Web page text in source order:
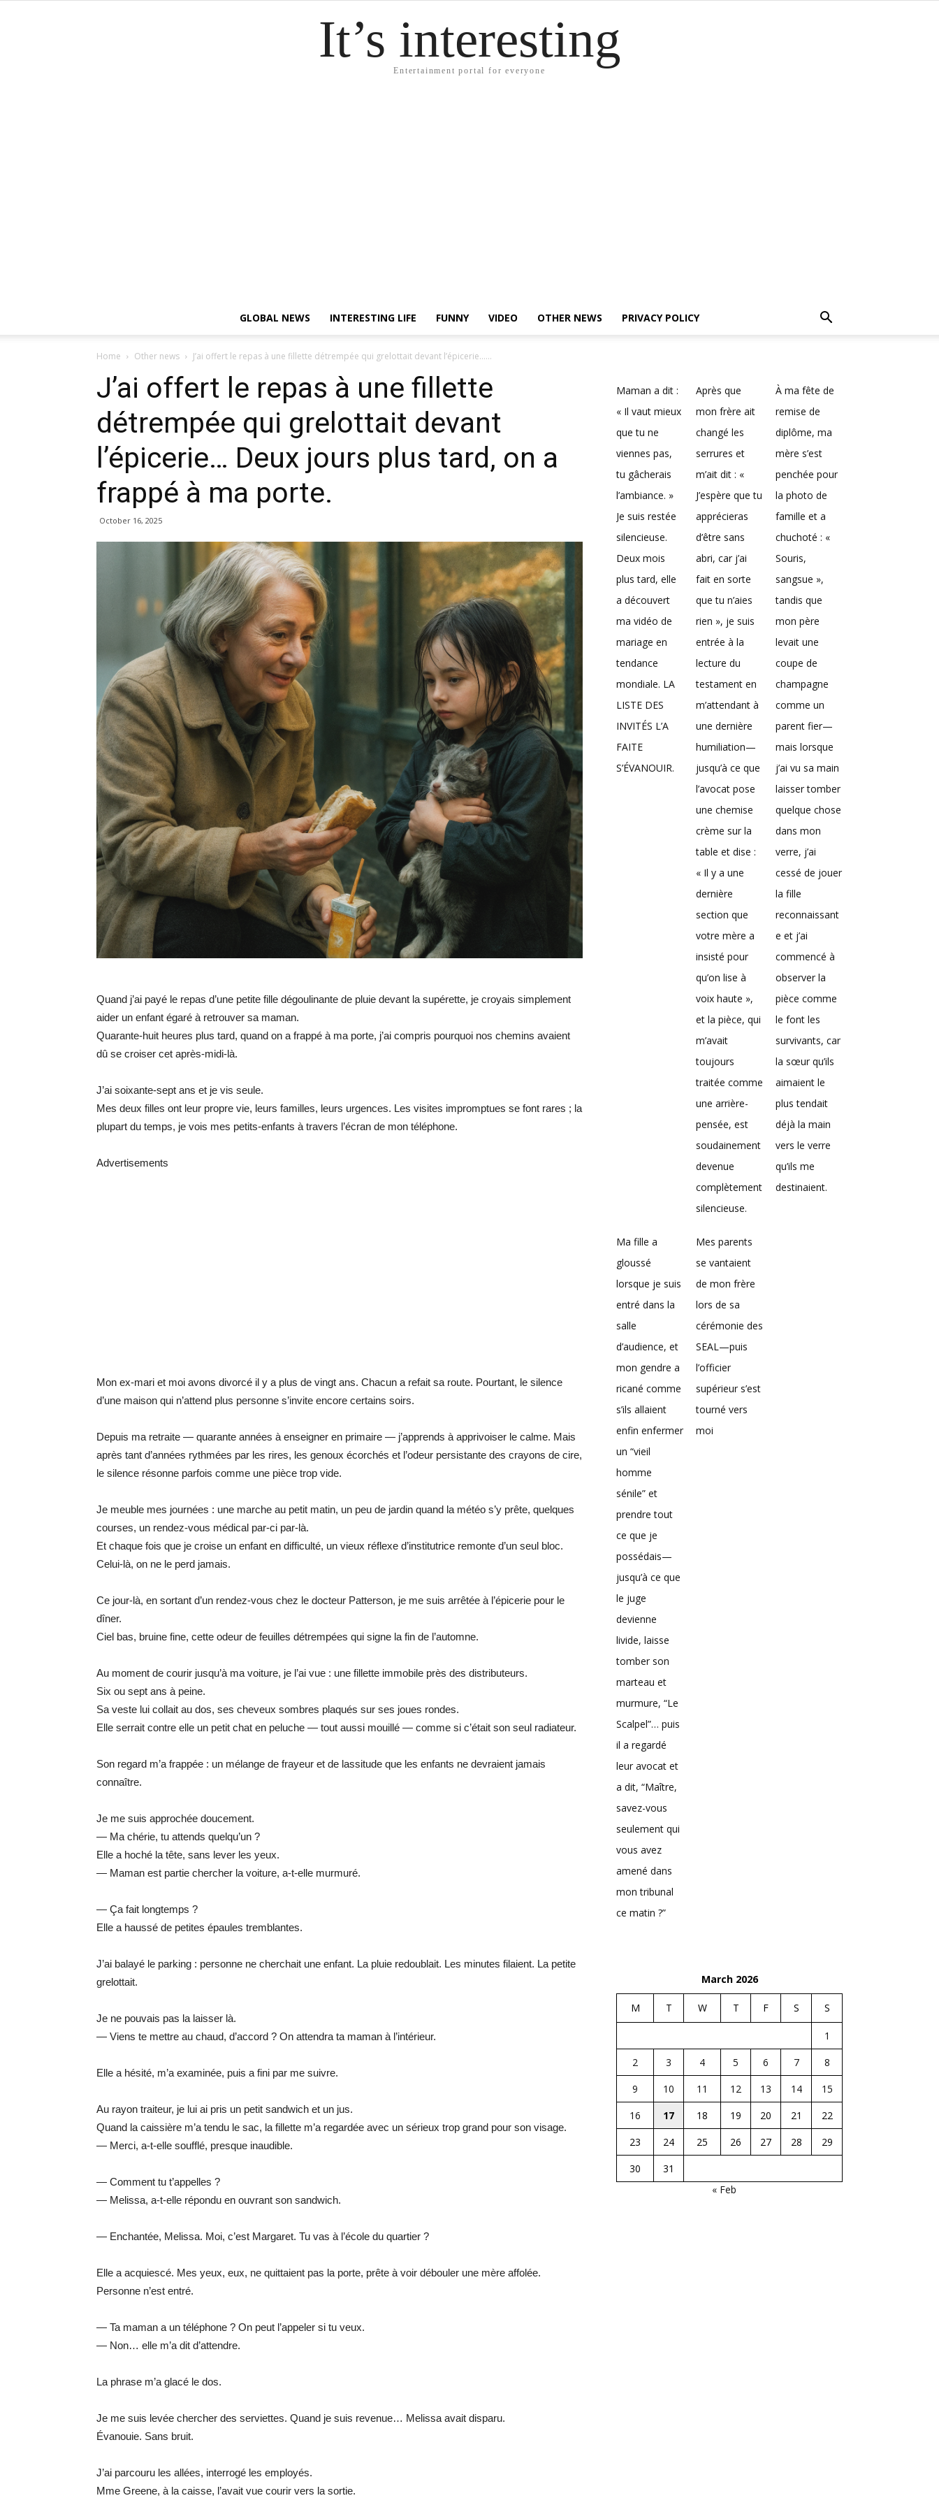
It’s interesting
Entertainment portal for everyone
GLOBAL NEWS INTERESTING LIFE FUNNY VIDEO OTHER NEWS PRIVACY POLICY
Home Other news J’ai offert le repas à une fillette détrempée qui grelottait devant l’épicerie…...
J’ai offert le repas à une fillette
détrempée qui grelottait devant
l’épicerie… Deux jours plus tard, on a
frappé à ma porte.
October 16, 2025
Quand j’ai payé le repas d’une petite fille dégoulinante de pluie devant la supérette, je croyais simplement
aider un enfant égaré à retrouver sa maman.
Quarante-huit heures plus tard, quand on a frappé à ma porte, j’ai compris pourquoi nos chemins avaient
dû se croiser cet après-midi-là.
J’ai soixante-sept ans et je vis seule.
Mes deux filles ont leur propre vie, leurs familles, leurs urgences. Les visites impromptues se font rares ; la
plupart du temps, je vois mes petits-enfants à travers l’écran de mon téléphone.
Advertisements
Mon ex-mari et moi avons divorcé il y a plus de vingt ans. Chacun a refait sa route. Pourtant, le silence
d’une maison qui n’attend plus personne s’invite encore certains soirs.
Depuis ma retraite — quarante années à enseigner en primaire — j’apprends à apprivoiser le calme. Mais
après tant d’années rythmées par les rires, les genoux écorchés et l’odeur persistante des crayons de cire,
le silence résonne parfois comme une pièce trop vide.
Je meuble mes journées : une marche au petit matin, un peu de jardin quand la météo s’y prête, quelques
courses, un rendez-vous médical par-ci par-là.
Et chaque fois que je croise un enfant en difficulté, un vieux réflexe d’institutrice remonte d’un seul bloc.
Celui-là, on ne le perd jamais.
Ce jour-là, en sortant d’un rendez-vous chez le docteur Patterson, je me suis arrêtée à l’épicerie pour le
dîner.
Ciel bas, bruine fine, cette odeur de feuilles détrempées qui signe la fin de l’automne.
Au moment de courir jusqu’à ma voiture, je l’ai vue : une fillette immobile près des distributeurs.
Six ou sept ans à peine.
Sa veste lui collait au dos, ses cheveux sombres plaqués sur ses joues rondes.
Elle serrait contre elle un petit chat en peluche — tout aussi mouillé — comme si c’était son seul radiateur.
Son regard m’a frappée : un mélange de frayeur et de lassitude que les enfants ne devraient jamais
connaître.
Je me suis approchée doucement.
— Ma chérie, tu attends quelqu’un ?
Elle a hoché la tête, sans lever les yeux.
— Maman est partie chercher la voiture, a-t-elle murmuré.
— Ça fait longtemps ?
Elle a haussé de petites épaules tremblantes.
J’ai balayé le parking : personne ne cherchait une enfant. La pluie redoublait. Les minutes filaient. La petite
grelottait.
Je ne pouvais pas la laisser là.
— Viens te mettre au chaud, d’accord ? On attendra ta maman à l’intérieur.
Elle a hésité, m’a examinée, puis a fini par me suivre.
Au rayon traiteur, je lui ai pris un petit sandwich et un jus.
Quand la caissière m’a tendu le sac, la fillette m’a regardée avec un sérieux trop grand pour son visage.
— Merci, a-t-elle soufflé, presque inaudible.
— Comment tu t’appelles ?
— Melissa, a-t-elle répondu en ouvrant son sandwich.
— Enchantée, Melissa. Moi, c’est Margaret. Tu vas à l’école du quartier ?
Elle a acquiescé. Mes yeux, eux, ne quittaient pas la porte, prête à voir débouler une mère affolée.
Personne n’est entré.
— Ta maman a un téléphone ? On peut l’appeler si tu veux.
— Non… elle m’a dit d’attendre.
La phrase m’a glacé le dos.
Je me suis levée chercher des serviettes. Quand je suis revenue… Melissa avait disparu.
Évanouie. Sans bruit.
J’ai parcouru les allées, interrogé les employés.
Mme Greene, à la caisse, l’avait vue courir vers la sortie.
Maman a dit :
« Il vaut mieux
que tu ne
viennes pas,
tu gâcherais
l’ambiance. »
Je suis restée
silencieuse.
Deux mois
plus tard, elle
a découvert
ma vidéo de
mariage en
tendance
mondiale. LA
LISTE DES
INVITÉS L’A
FAITE
S’ÉVANOUIR.
Après que
mon frère ait
changé les
serrures et
m’ait dit : «
J’espère que tu
apprécieras
d’être sans
abri, car j’ai
fait en sorte
que tu n’aies
rien », je suis
entrée à la
lecture du
testament en
m’attendant à
une dernière
humiliation—
jusqu’à ce que
l’avocat pose
une chemise
crème sur la
table et dise :
« Il y a une
dernière
section que
votre mère a
insisté pour
qu’on lise à
voix haute »,
et la pièce, qui
m’avait
toujours
traitée comme
une arrière-
pensée, est
soudainement
devenue
complètement
silencieuse.
À ma fête de
remise de
diplôme, ma
mère s’est
penchée pour
la photo de
famille et a
chuchoté : «
Souris,
sangsue »,
tandis que
mon père
levait une
coupe de
champagne
comme un
parent fier—
mais lorsque
j’ai vu sa main
laisser tomber
quelque chose
dans mon
verre, j’ai
cessé de jouer
la fille
reconnaissant
e et j’ai
commencé à
observer la
pièce comme
le font les
survivants, car
la sœur qu’ils
aimaient le
plus tendait
déjà la main
vers le verre
qu’ils me
destinaient.
Ma fille a
gloussé
lorsque je suis
entré dans la
salle
d’audience, et
mon gendre a
ricané comme
s’ils allaient
enfin enfermer
un “vieil
homme
sénile” et
prendre tout
ce que je
possédais—
jusqu’à ce que
le juge
devienne
livide, laisse
tomber son
marteau et
murmure, “Le
Scalpel”… puis
il a regardé
leur avocat et
a dit, “Maître,
savez-vous
seulement qui
vous avez
amené dans
mon tribunal
ce matin ?”
Mes parents
se vantaient
de mon frère
lors de sa
cérémonie des
SEAL—puis
l’officier
supérieur s’est
tourné vers
moi
March 2026
M T W T F S S
1
2
3 4 5 6 7
8
9
10 11 12 13 14
15
16
17 18 19 20 21
22
23
24 25 26 27 28
29
30
31
« Feb